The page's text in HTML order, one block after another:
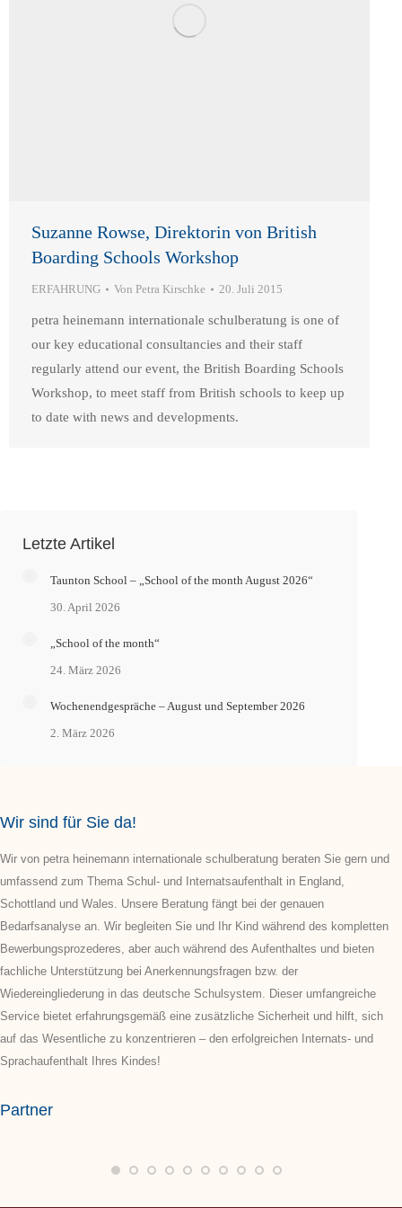
Suzanne Rowse, Direktorin von British
Boarding Schools Workshop
ERFAHRUNG Von Petra Kirschke 20. Juli 2015
petra heinemann internationale schulberatung is one of
our key educational consultancies and their staff
regularly attend our event, the British Boarding Schools
Workshop, to meet staff from British schools to keep up
to date with news and developments.
Letzte Artikel
Taunton School – „School of the month August 2026“
30. April 2026
„School of the month“
24. März 2026
Wochenendgespräche – August und September 2026
2. März 2026
Wir sind für Sie da!
Wir von petra heinemann internationale schulberatung beraten Sie gern und
umfassend zum Thema Schul- und Internatsaufenthalt in England,
Schottland und Wales. Unsere Beratung fängt bei der genauen
Bedarfsanalyse an. Wir begleiten Sie und Ihr Kind während des kompletten
Bewerbungsprozederes, aber auch während des Aufenthaltes und bieten
fachliche Unterstützung bei Anerkennungsfragen bzw. der
Wiedereingliederung in das deutsche Schulsystem. Dieser umfangreiche
Service bietet erfahrungsgemäß eine zusätzliche Sicherheit und hilft, sich
auf das Wesentliche zu konzentrieren – den erfolgreichen Internats- und
Sprachaufenthalt Ihres Kindes!
Partner